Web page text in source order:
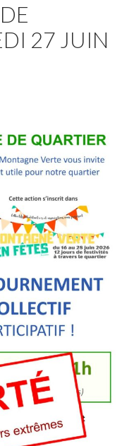
27 JUIN